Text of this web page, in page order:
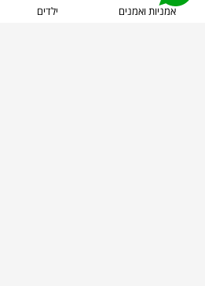
אמניות ואמנים
ילדים